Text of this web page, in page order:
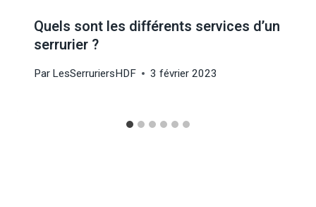
Quels sont les différents services d’un
serrurier ?
Par LesSerruriersHDF 3 février 2023